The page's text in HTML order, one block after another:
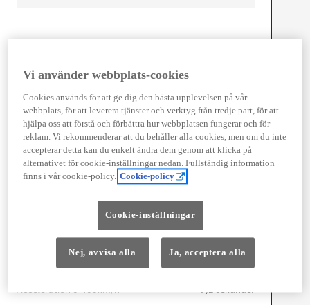
Förbrukning
Euro Class
EURO 6
Kombinerad Co2 95g/km
Motor
Cylindrar
Prestanda
Vi använder webbplats-cookies
Cookies används för att ge dig den bästa upplevelsen på vår
webbplats, för att leverera tjänster och verktyg från tredje part, för att
hjälpa oss att förstå och förbättra hur webbplatsen fungerar och för
reklam. Vi rekommenderar att du behåller alla cookies, men om du inte
accepterar detta kan du enkelt ändra dem genom att klicka på
alternativet för cookie-inställningar nedan. Fullständig information
finns i vår cookie-policy. Cookie-policy
Cookie-inställningar
Nej, avvisa alla Ja, acceptera alla